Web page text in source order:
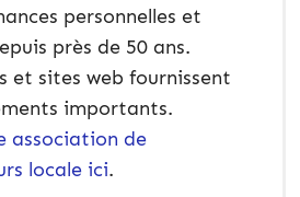
personnelles et
près de 50 ans.
et sites web fournissent
importants.
association de
locale ici.